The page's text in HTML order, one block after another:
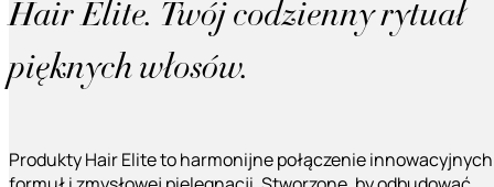
Hair Elite. Twój codzienny rytuał
pięknych włosów.
Produkty Hair Elite to harmonijne połączenie innowacyjnych